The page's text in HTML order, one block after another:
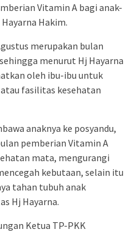
Vitamin A bagi anak-
Hakim.
merupakan bulan
menurut Hj Hayarna
oleh ibu-ibu untuk
fasilitas kesehatan
anaknya ke posyandu,
pemberian Vitamin A
mata, mengurangi
kebutaan, selain itu
tahan tubuh anak
Hj Hayarna.
Ketua TP-PKK